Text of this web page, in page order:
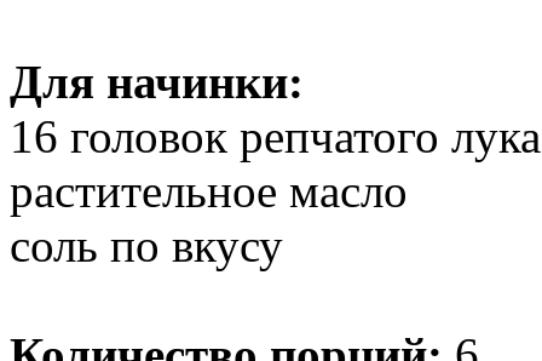
Для начинки:
16 головок репчатого лука
растительное масло
соль по вкусу